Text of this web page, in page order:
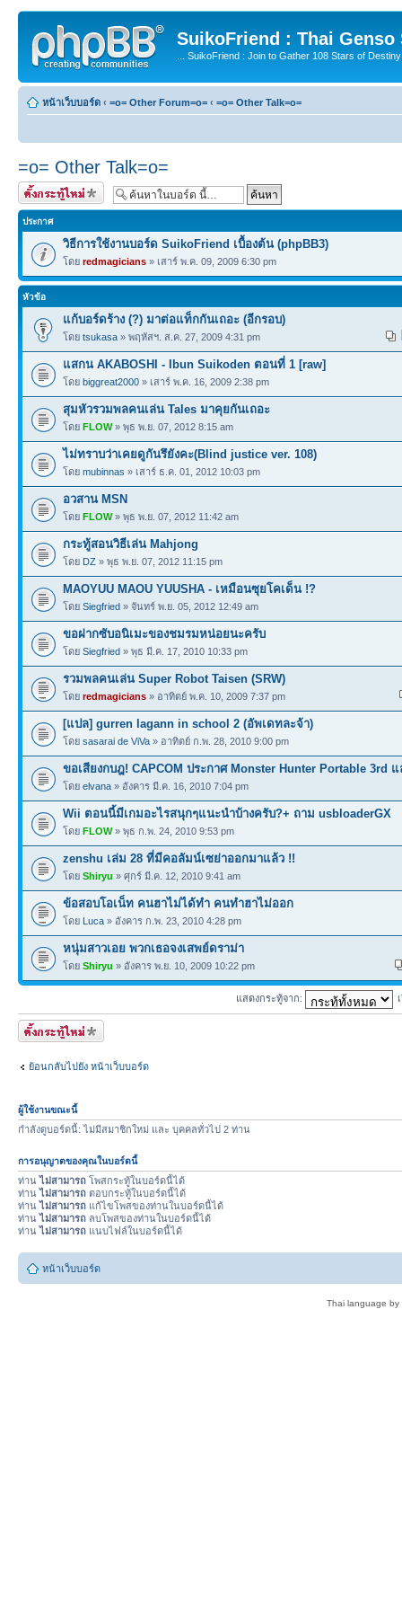
SuikoFriend : Thai Genso
... SuikoFriend : Join to Gather 108 Stars of
หน้าเว็บบอร์ด ‹ =o= Other Forum=o= ‹ =o= Other Talk=o=
=o= Other Talk=o=
ตั้งกระทู้ใหม่
ประกาศ
วิธีการใช้งานบอร์ด SuikoFriend เบื้องต้น (phpBB3)
โดย redmagicians » เสาร์ พ.ค. 09, 2009 6:30 pm
หัวข้อ
แก้บอร์ดร้าง (?) มาต่อแท็กกันเถอะ (อีกรอบ)
โดย tsukasa » พฤหัสฯ. ส.ค. 27, 2009 4:31 pm
แสกน AKABOSHI - Ibun Suikoden ตอนที่ 1 [raw]
โดย biggreat2000 » เสาร์ พ.ค. 16, 2009 2:38 pm
สุมหัวรวมพลคนเล่น Tales มาคุยกันเถอะ
โดย FLOW» พุธ พ.ย. 07, 2012 8:15 am
ไม่ทราบว่าเคยดูกันรึยังคะ(Blind justice ver. 108)
โดย mubinnas » เสาร์ ธ.ค. 01, 2012 10:03 pm
อวสาน MSN
โดย FLOW» พุธ พ.ย. 07, 2012 11:42 am
กระทู้สอนวิธีเล่น Mahjong
โดย DZ » พุธ พ.ย. 07, 2012 11:15 pm
MAOYUU MAOU YUUSHA - เหมือนซุยโคเด็น !?
โดย Siegfried » จันทร์ พ.ย. 05, 2012 12:49 am
ขอฝากซับอนิเมะของชมรมหน่อยนะครับ
โดย Siegfried » พุธ มี.ค. 17, 2010 10:33 pm
รวมพลคนเล่น Super Robot Taisen (SRW)
โดย redmagicians » อาทิตย์ พ.ค. 10, 2009 7:37 pm
[แปล] gurren lagann in school 2 (อัพเดทละจ้า)
โดย sasarai de ViVa » อาทิตย์ ก.พ. 28, 2010 9:00 pm
ขอเสียงกบฎ! CAPCOM ประกาศ Monster Hunter Portable 3rd แ
โดย elvana » อังคาร มี.ค. 16, 2010 7:04 pm
Wii ตอนนี้มีเกมอะไรสนุกๆแนะนำบ้างครับ?+ ถาม usbloaderGX
โดย FLOW» พุธ ก.พ. 24, 2010 9:53 pm
zenshu เล่ม 28 ที่มีคอลัมน์เซย่าออกมาแล้ว !!
โดย Shiryu » ศุกร์ มี.ค. 12, 2010 9:41 am
ข้อสอบโอเน็ท คนฮาไม่ได้ทำ คนทำฮาไม่ออก
โดย Luca » อังคาร ก.พ. 23, 2010 4:28 pm
หนุ่มสาวเอย พวกเธอจงเสพย์ดราม่า
โดย Shiryu » อังคาร พ.ย. 10, 2009 10:22 pm
แสดงกระทู้จาก:
ตั้งกระทู้ใหม่
ย้อนกลับไปยัง หน้าเว็บบอร์ด
ผู้ใช้งานขณะนี้
กำลังดูบอร์ดนี้: ไม่มีสมาชิกใหม่ และ บุคคลทั่วไป 2 ท่าน
การอนุญาตของคุณในบอร์ดนี้
ท่านไม่สามารถ โพสกระทู้ในบอร์ดนี้ได้
ท่านไม่สามารถ ตอบกระทู้ในบอร์ดนี้ได้
ท่านไม่สามารถ แก้ไขโพสของท่านในบอร์ดนี้ได้
ท่านไม่สามารถ ลบโพสของท่านในบอร์ดนี้ได้
ท่านไม่สามารถ แนบไฟล์ในบอร์ดนี้ได้
หน้าเว็บบอร์ด
Thai language by